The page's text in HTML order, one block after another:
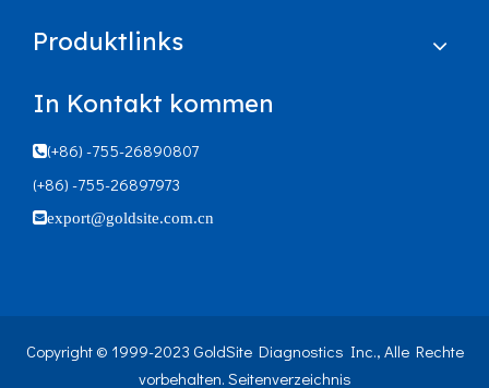
Produktlinks
In Kontakt kommen
(+86) -755-26890807
(+86) -755-26897973
export@goldsite.com.cn
Copyright © 1999-2023 GoldSite Diagnostics Inc., Alle Rechte
vorbehalten. Seitenverzeichnis